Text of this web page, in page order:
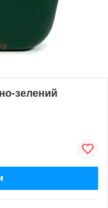
зелений